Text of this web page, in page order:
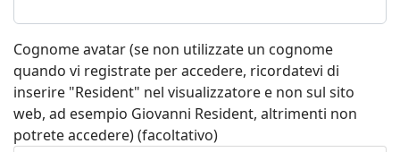
Cognome avatar (se non utilizzate un cognome
quando vi registrate per accedere, ricordatevi di
inserire "Resident" nel visualizzatore e non sul sito
web, ad esempio Giovanni Resident, altrimenti non
potrete accedere)(facoltativo)